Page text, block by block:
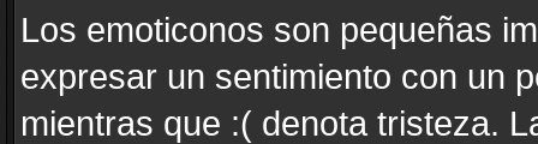
Los emoticonos son pequeñas
expresar un sentimiento con un
mientras que :( denota tristeza.